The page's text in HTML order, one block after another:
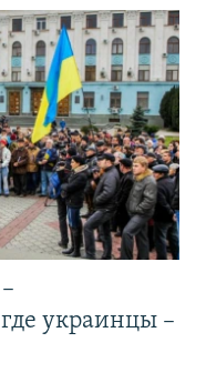
украинцы –